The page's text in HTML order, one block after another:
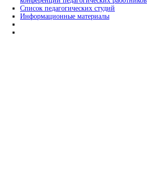
Список педагогических студий
Информационные материалы